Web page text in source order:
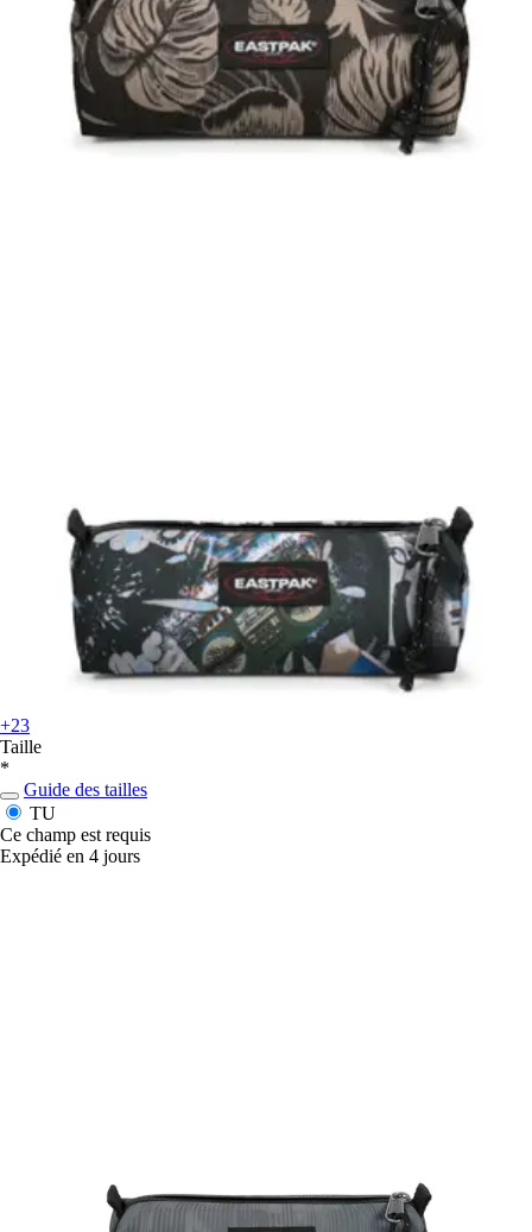
+23
Taille
*
Guide des tailles
TU
Ce champ est requis
Expédié en 4 jours